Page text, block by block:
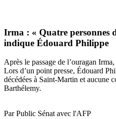
Irma : « Quatre personnes
indique Édouard Philippe
Après le passage de l’ouragan
Lors d’un point presse, Édouard
décédées à Saint-Martin et aucune
Barthélemy.
Par Public Sénat avec l'AFP